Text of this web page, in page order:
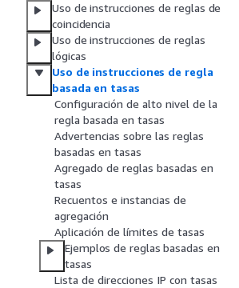
Uso de instrucciones de reglas de
coincidencia
Uso de instrucciones de reglas
lógicas
Uso de instrucciones de regla
basada en tasas
Configuración de alto nivel de la
regla basada en tasas
Advertencias sobre las reglas
basadas en tasas
Agregado de reglas basadas en
tasas
Recuentos e instancias de
agregación
Aplicación de límites de tasas
Ejemplos de reglas basadas en
tasas
Lista de direcciones IP con tasas